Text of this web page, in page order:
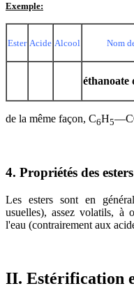
Exemple:
Ester Acide Alcool Nom
éthanoate
de la même façon, C6H5
4. Propriétés des esters
Les esters sont en
usuelles), assez volatils, à
l'eau (contrairement aux
II. Estérification